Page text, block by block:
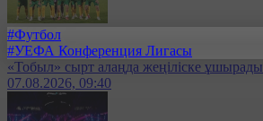
#Футбол
#УЕФА Конференция Лигасы
«Тобыл» сырт алаңда жеңіліске ұшырады
07.08.2026, 09:40